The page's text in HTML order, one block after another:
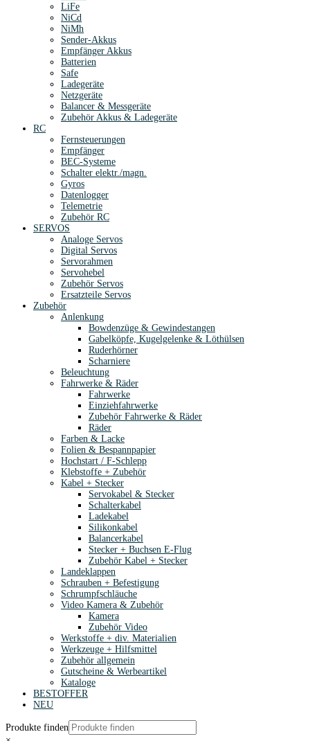
LiFe
NiCd
NiMh
Sender-Akkus
Empfänger Akkus
Batterien
Safe
Ladegeräte
Netzgeräte
Balancer & Messgeräte
Zubehör Akkus & Ladegeräte
RC
Fernsteuerungen
Empfänger
BEC-Systeme
Schalter elektr./magn.
Gyros
Datenlogger
Telemetrie
Zubehör RC
SERVOS
Analoge Servos
Digital Servos
Servorahmen
Servohebel
Zubehör Servos
Ersatzteile Servos
Zubehör
Anlenkung
Bowdenzüge & Gewindestangen
Gabelköpfe, Kugelgelenke & Löthülsen
Ruderhörner
Scharniere
Beleuchtung
Fahrwerke & Räder
Fahrwerke
Einziehfahrwerke
Zubehör Fahrwerke & Räder
Räder
Farben & Lacke
Folien & Bespannpapier
Hochstart / F-Schlepp
Klebstoffe + Zubehör
Kabel + Stecker
Servokabel & Stecker
Schalterkabel
Ladekabel
Silikonkabel
Balancerkabel
Stecker + Buchsen E-Flug
Zubehör Kabel + Stecker
Landeklappen
Schrauben + Befestigung
Schrumpfschläuche
Video Kamera & Zubehör
Kamera
Zubehör Video
Werkstoffe + div. Materialien
Werkzeuge + Hilfsmittel
Zubehör allgemein
Gutscheine & Werbeartikel
Kataloge
BESTOFFER
NEU
Produkte finden